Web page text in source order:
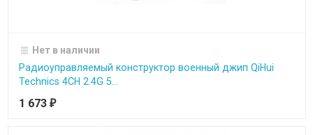
Нет в наличии
Радиоуправляемый конструктор военный джип QiHui
Technics 4CH 2.4G 5...
1 673 ₽